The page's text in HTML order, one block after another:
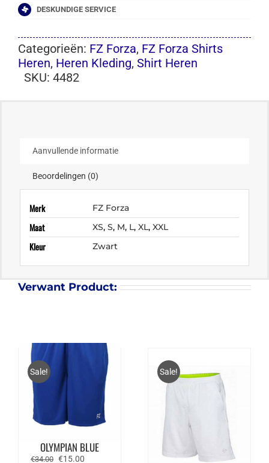
DESKUNDIGE SERVICE
Categorieën: FZ Forza, FZ Forza Shirts
Heren, Heren Kleding, Shirt Heren
SKU: 4482
Aanvullende informatie
Beoordelingen (0)
Merk FZ Forza
Maat XS,S, M, L,XL,XXL
Kleur Zwart
Verwant Product:
Sale!
FZ FORZA LANDERS
OLYMPIAN BLUE
€34.00 Oorspronkelijke
€15.00Huidige
Sale!